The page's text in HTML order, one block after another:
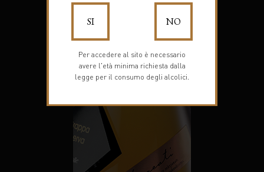
SI NO
Per accedere al sito è necessario
avere l'età minima richiesta dalla
legge per il consumo degli alcolici.